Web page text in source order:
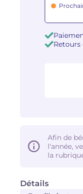
Détails
Afin de
l'année,
la